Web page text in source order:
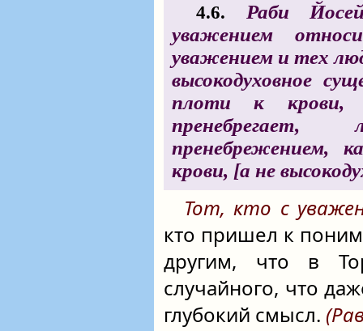
4.6. Раби
уважением
уважением и тех
высокодуховное
плоти к
пренебрежением,
крови, [а не
Тот, кто с
кто пришел к
другим, что в
случайного, что
глубокий смысл.